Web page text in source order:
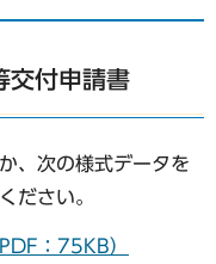
付申請書
、次の様式データを
ださい。
：75KB）